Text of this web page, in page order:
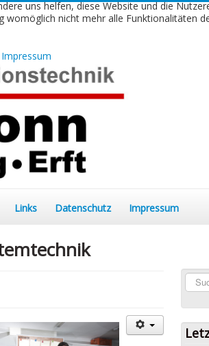
Links Datenschutz Impressum
uns helfen, diese Website und die
nicht mehr alle Funktionalitäten
Impressum